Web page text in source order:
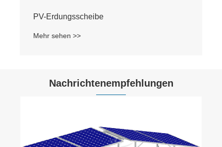
Zahnscheibe zur Erdung
Mehr sehen >>
Nachrichtenempfehlungen
Was sind Sonnensystem-Solarmodule?